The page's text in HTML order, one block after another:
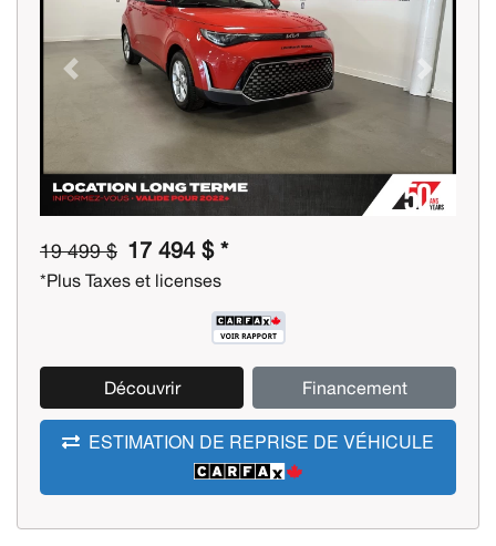
Previous Next
19 499 $ 17 494 $ *
*Plus Taxes et licenses
Découvrir Financement
ESTIMATION DE REPRISE DE VÉHICULE